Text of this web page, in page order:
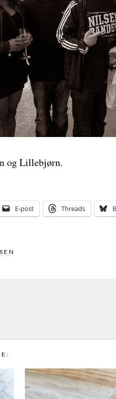
og Lillebjørn.
E-post Threads